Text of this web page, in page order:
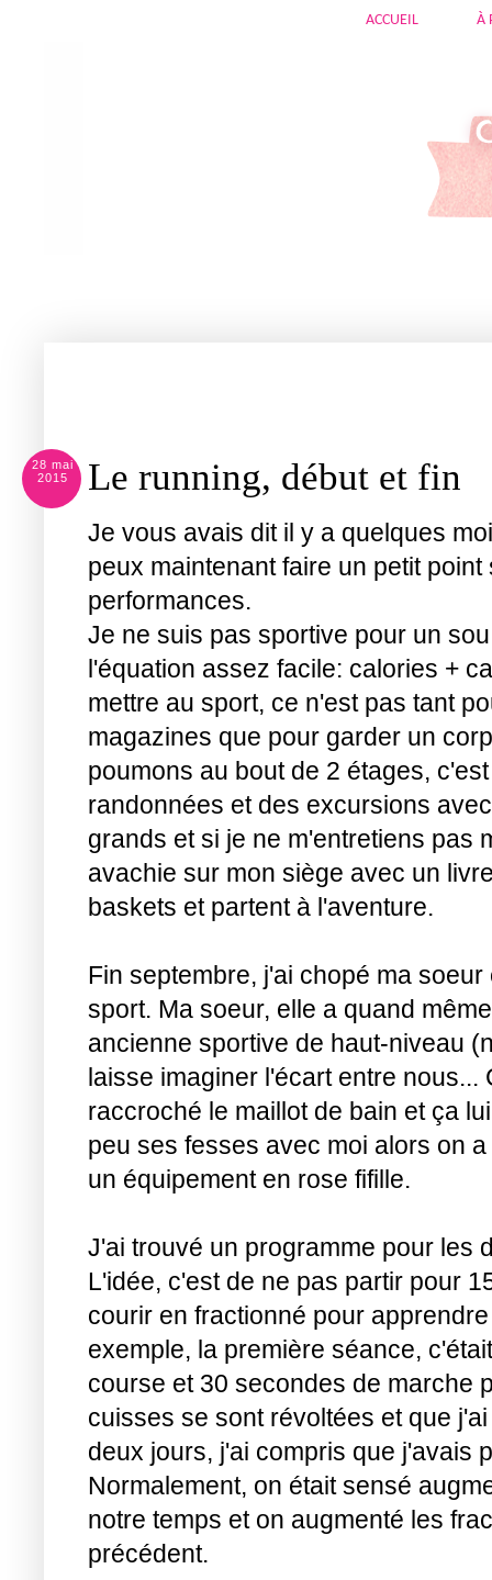
ACCUEIL À
28 mai
2015
Le running, début et fin
Je vous avais dit il y a quelques
peux maintenant faire un petit
performances.
Je ne suis pas sportive pour un
l'équation assez facile: calories +
mettre au sport, ce n'est pas tant
magazines que pour garder un
poumons au bout de 2 étages,
randonnées et des excursions
grands et si je ne m'entretiens pas
avachie sur mon siège avec un
baskets et partent à l'aventure.
Fin septembre, j'ai chopé ma
sport. Ma soeur, elle a quand
ancienne sportive de haut-niveau
laisse imaginer l'écart entre
raccroché le maillot de bain et ça
peu ses fesses avec moi alors on
un équipement en rose fifille.
J'ai trouvé un programme pour les
L'idée, c'est de ne pas partir pour
courir en fractionné pour
exemple, la première séance,
course et 30 secondes de marche
cuisses se sont révoltées et que
deux jours, j'ai compris que j'avais
Normalement, on était sensé
notre temps et on augmenté les
précédent.